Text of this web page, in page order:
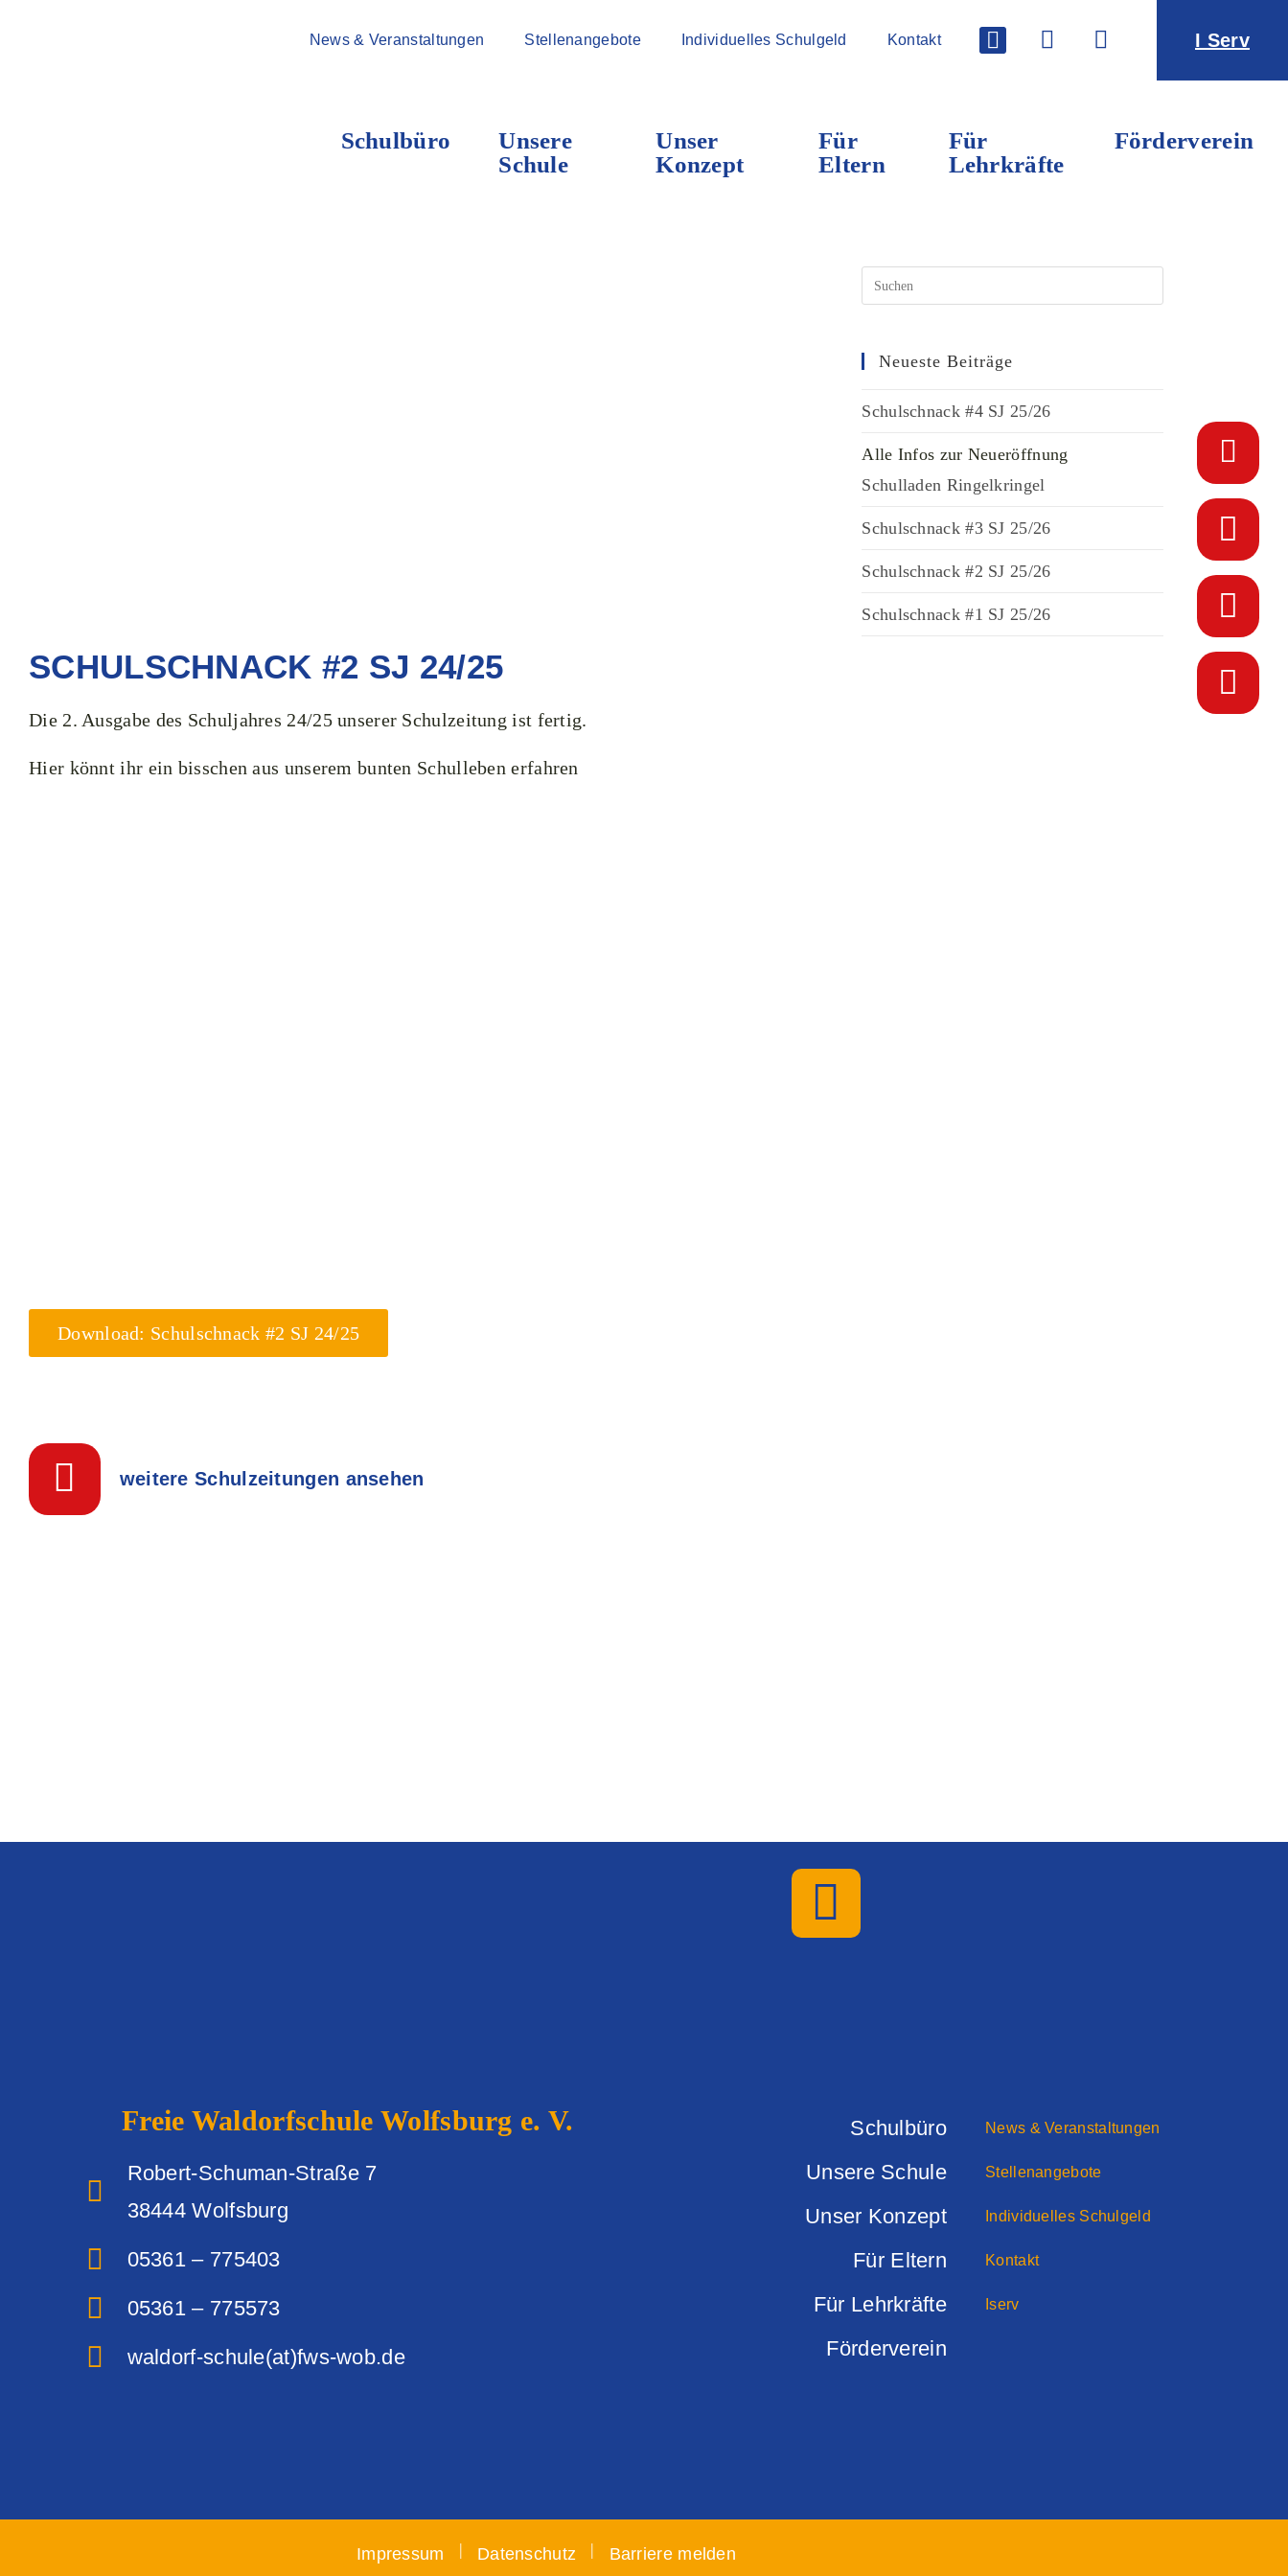
News & Veranstaltungen Stellenangebote Individuelles Schulgeld Kontakt I Serv
Schulbüro
Unsere
Schule
Unser
Konzept
Für
Eltern
Für
Lehrkräfte
Förderverein
SCHULSCHNACK #2 SJ 24/25
Die 2. Ausgabe des Schuljahres 24/25 unserer Schulzeitung ist fertig.
Hier könnt ihr ein bisschen aus unserem bunten Schulleben erfahren
Download: Schulschnack #2 SJ 24/25
Neueste Beiträge
Schulschnack #4 SJ 25/26
Alle Infos zur Neueröffnung
Schulladen Ringelkringel
Schulschnack #3 SJ 25/26
Schulschnack #2 SJ 25/26
Schulschnack #1 SJ 25/26
weitere Schulzeitungen ansehen
Freie Waldorfschule Wolfsburg e. V.
Robert-Schuman-Straße 7
38444 Wolfsburg‎
05361 – 775403
05361 – 775573
waldorf-schule(at)fws-wob.de
Schulbüro
Unsere Schule
Unser Konzept
Für Eltern
Für Lehrkräfte
Förderverein
News & Veranstaltungen
Stellenangebote
Individuelles Schulgeld
Kontakt
Iserv
Impressum | Datenschutz | Barriere melden